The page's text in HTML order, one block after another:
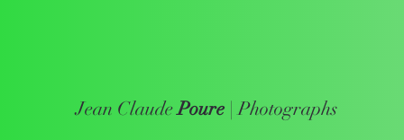
Jean Claude Poure | Photographs